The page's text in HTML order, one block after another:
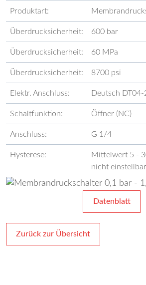
Produktart:
Überdrucksicherheit: 600 bar
Überdrucksicherheit: 60 MPa
Überdrucksicherheit: 8700 psi
Elektr. Anschluss: Deutsch DT04-
Schaltfunktion: Öffner (NC)
Anschluss: G 1/4
Hysterese:
Mittelwert 5 -
nicht einstellbar
Datenblatt
Zurück zur Übersicht